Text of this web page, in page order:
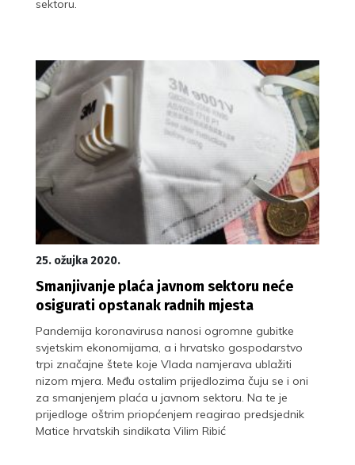
sektoru.
25. ožujka 2020.
Smanjivanje plaća javnom sektoru neće
osigurati opstanak radnih mjesta
Pandemija koronavirusa nanosi ogromne gubitke
svjetskim ekonomijama, a i hrvatsko gospodarstvo
trpi značajne štete koje Vlada namjerava ublažiti
nizom mjera. Među ostalim prijedlozima čuju se i oni
za smanjenjem plaća u javnom sektoru. Na te je
prijedloge oštrim priopćenjem reagirao predsjednik
Matice hrvatskih sindikata Vilim Ribić